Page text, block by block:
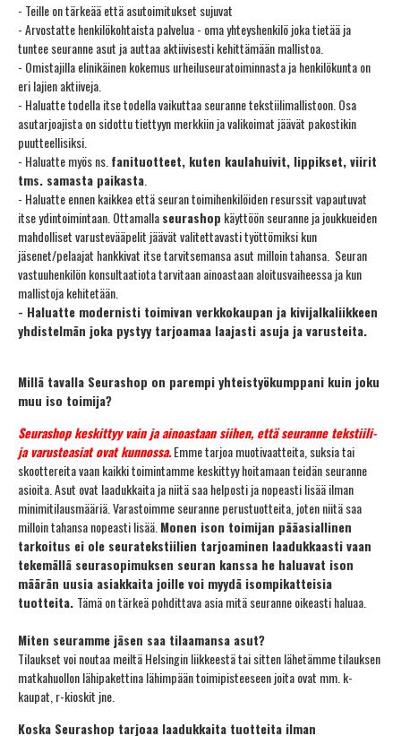
- Teille on tärkeää että asutoimitukset sujuvat
- Arvostatte henkilökohtaista palvelua - oma yhteyshenkilö joka tietää ja
tuntee seuranne asut ja auttaa aktiivisesti kehittämään mallistoa.
- Omistajilla elinikäinen kokemus urheiluseuratoiminnasta ja henkilökunta on
eri lajien aktiiveja.
- Haluatte todella itse todella vaikuttaa seuranne tekstiilimallistoon. Osa
asutarjoajista on sidottu tiettyyn merkkiin ja valikoimat jäävät pakostikin
puutteellisiksi.
- Haluatte myös ns. fanituotteet, kuten kaulahuivit, lippikset, viirit
tms. samasta paikasta
- Haluatte ennen kaikkea että seuran toimihenkilöiden resurssit vapautuvat
itse ydintoimintaan. Ottamallaseurashop käyttöön seuranne ja joukkueiden
mahdolliset varustevääpelit jäävät valitettavasti työttömiksi kun
jäsenet/pelaajat hankkivat itse tarvitsemansa asut milloin tahansa. Seuran
vastuuhenkilön konsultaatiota tarvitaan ainoastaan aloitusvaiheessa ja kun
mallistoja kehitetään.
- Haluatte modernisti toimivan verkkokaupan ja kivijalkaliikkeen
yhdistelmän joka pystyy tarjoamaa laajasti asuja ja varusteita.
Millä tavalla Seurashop on parempi yhteistyökumppani kuin joku
muu iso toimija?
Seurashop keskittyy vain ja ainoastaan siihen, että seuranne tekstiili-
ja varusteasiat ovat kunnossa.Emme tarjoa muotivaatteita, suksia tai
skoottereita vaan kaikki toimintamme keskittyy hoitamaan teidän seuranne
asioita. Asut ovat laadukkaita ja niitä saa helposti ja nopeasti lisää ilman
minimitilausmääriä. Varastoimme seuranne perustuotteita, joten niitä saa
milloin tahansa nopeasti lisää. Monen ison toimijan pääasiallinen
tarkoitus ei ole seuratekstiilien tarjoaminen laadukkaasti vaan
tekemällä seurasopimuksen seuran kanssa he haluavat ison
määrän uusia asiakkaita joille voi myydä isompikatteisia
tuotteita. Tämä on tärkeä pohdittava asia mitä seuranne oikeasti haluaa.
Miten seuramme jäsen saa tilaamansa asut?
Tilaukset voi noutaa meiltä Helsingin liikkeestä tai sitten lähetämme tilauksen
matkahuollon lähipakettina lähimpään toimipisteeseen joita ovat mm. k-
kaupat, r-kioskit jne.
Koska Seurashop tarjoaa laadukkaita tuotteita ilman